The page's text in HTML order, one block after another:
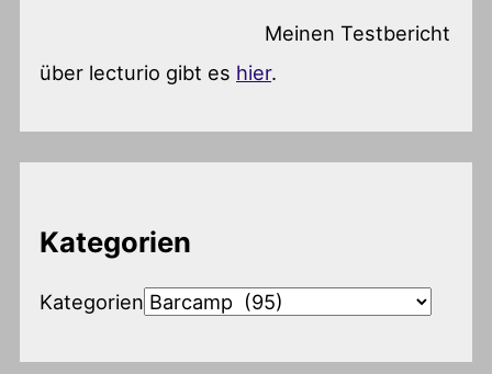
Meinen Testbericht
über lecturio gibt es hier.
Kategorien
Kategorien